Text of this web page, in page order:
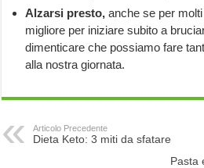
Alzarsi presto, anche se per
migliore per iniziare subito a
dimenticare che possiamo fare
alla nostra giornata.
Articolo Precedente
Dieta Keto: 3 miti da sfatare
Pasta